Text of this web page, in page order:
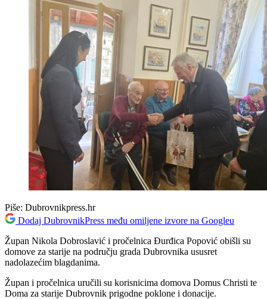
Piše: Dubrovnikpress.hr
Dodaj DubrovnikPress među omiljene izvore na Googleu
Župan Nikola Dobroslavić i pročelnica Đurđica Popović obišli su
domove za starije na području grada Dubrovnika ususret
nadolazećim blagdanima.
Župan i pročelnica uručili su korisnicima domova Domus Christi te
Doma za starije Dubrovnik prigodne poklone i donacije.